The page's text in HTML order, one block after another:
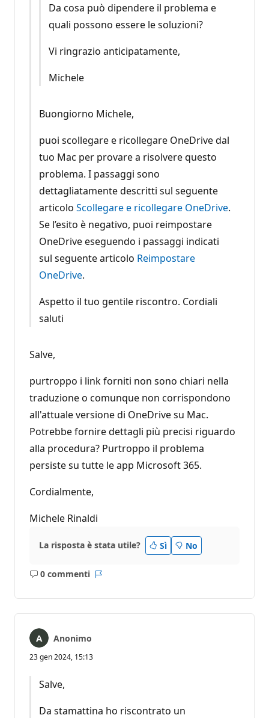
Da cosa può dipendere il problema e
quali possono essere le soluzioni?
Vi ringrazio anticipatamente,
Michele
Buongiorno Michele,
puoi scollegare e ricollegare OneDrive dal
tuo Mac per provare a risolvere questo
problema. I passaggi sono
dettagliatamente descritti sul seguente
articolo Scollegare e ricollegare OneDrive.
Se l’esito è negativo, puoi reimpostare
OneDrive eseguendo i passaggi indicati
sul seguente articolo Reimpostare
OneDrive.
Aspetto il tuo gentile riscontro. Cordiali
saluti
Salve,
purtroppo i link forniti non sono chiari nella
traduzione o comunque non corrispondono
all'attuale versione di OneDrive su Mac.
Potrebbe fornire dettagli più precisi riguardo
alla procedura? Purtroppo il problema
persiste su tutte le app Microsoft 365.
Cordialmente,
Michele Rinaldi
La risposta è stata utile? Sì No
0 commenti
Nessun
Anonimo
23 gen 2024, 15:13
Salve,
Da stamattina ho riscontrato un